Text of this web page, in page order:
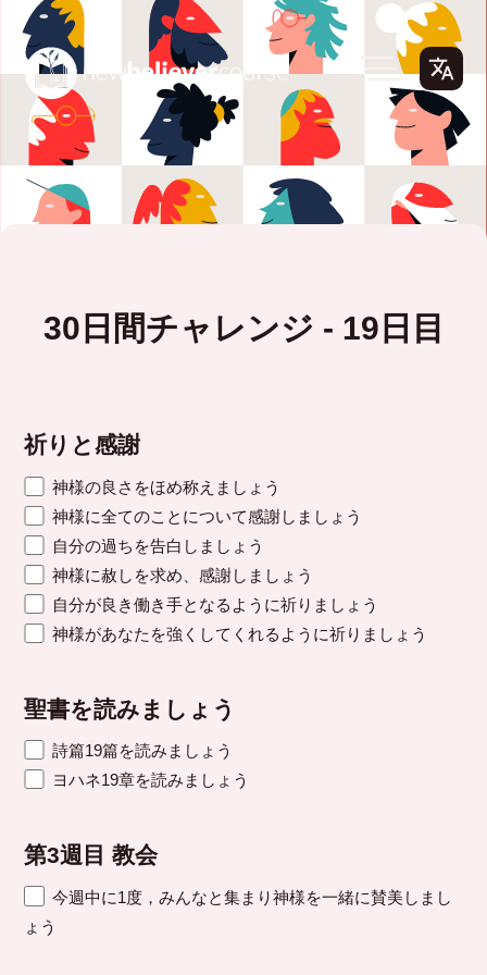
30日間チャレンジ - 19日目
祈りと感謝
神様の良さをほめ称えましょう
神様に全てのことについて感謝しましょう
自分の過ちを告白しましょう
神様に赦しを求め、感謝しましょう
自分が良き働き手となるように祈りましょう
神様があなたを強くしてくれるように祈りましょう
聖書を読みましょう
詩篇19篇を読みましょう
ヨハネ19章を読みましょう
第3週目 教会
今週中に1度，みんなと集まり神様を一緒に賛美しまし
ょう